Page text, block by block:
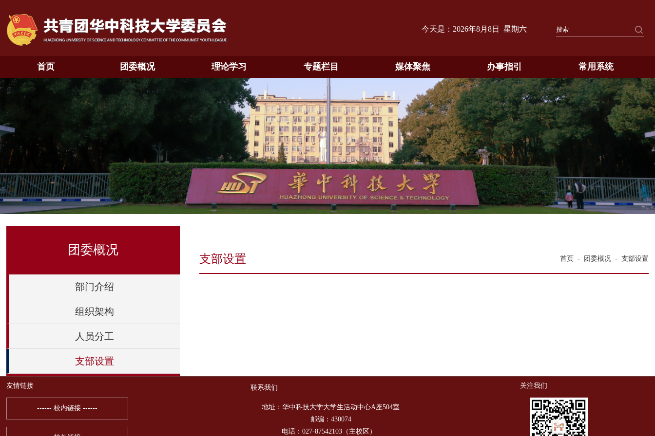
今天是： 2026年8月8日 星期六
首页 团委概况 理论学习 专题栏目 媒体聚焦 办事指引 常用系统
团委概况
部门介绍
组织架构
人员分工
支部设置
支部设置 首页 - 团委概况 - 支部设置
友情链接 联系我们
地址：华中科技大学大学生活动中心A座504室
邮编：430074
电话：027-87542103（主校区）
关注我们